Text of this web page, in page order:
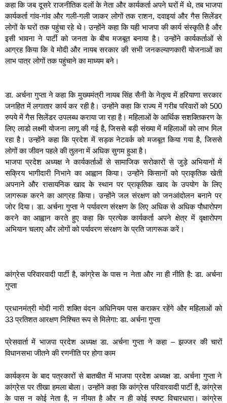
कहा कि जब दूसरे राजनीतिक दलों के नेता और कार्यकर्ता अपने घरों में थे, तब भाजपा
कार्यकर्ता गांव-गांव और गली-गली जाकर लोगों तक राशन, दवाइयां और गैस सिलेंडर
लोगों के घरों तक पहुंचा रहे थे। उन्होंने कहा कि यही भाजपा की कार्य संस्कृति है और
इसी भावना ने पार्टी को जनता के बीच मजबूत बनाया है। उन्होंने कार्यकर्ताओं से
आग्रह किया कि वे मोदी और नायब सरकार की सभी जनकल्याणकारी योजनाओं का
लाभ पात्र लोगों तक पहुंचाने का माध्यम बने।
डा. अर्चना गुप्ता ने कहा कि मुख्यमंत्री नायब सिंह सैनी के नेतृत्व में हरियाणा सरकार
जनहित में लगातार कार्य कर रही है। उन्होंने कहा कि राज्य में गरीब परिवारों को 500
रुपये में गैस सिलेंडर उपलब्ध कराया जा रहा है। महिलाओं के आर्थिक सशक्तिकरण के
लिए लाडो लक्ष्मी योजना लागू की गई है, जिससे बड़ी संख्या में महिलाओं को लाभ मिल
रहा है। उन्होंने कहा कि प्रदेश में सड़क नेटवर्क को मजबूत किया गया है, जिससे
लोगों का जीवन पहले की तुलना में अधिक सुगम हुआ है।
भाजपा प्रदेश अध्यक्ष ने कार्यकर्ताओं से सामाजिक सरोकारों से जुड़े अभियानों में
सक्रिय भागीदारी निभाने का आह्वान किया। उन्होंने किसानों को प्राकृतिक खेती
अपनाने और रासायनिक खाद के स्थान पर प्राकृतिक खाद के उपयोग के लिए
जागरूक करने का आग्रह किया। उन्होंने जल संरक्षण को जनआंदोलन बनाने पर
जोर दिया। डा. अर्चना गुप्ता ने पर्यावरण संरक्षण के लिए अधिक से अधिक पौधारोपण
करने का आह्वान करते हुए कहा कि प्रत्येक कार्यकर्ता अपने क्षेत्र में वृक्षारोपण
अभियान चलाए और लोगों को पर्यावरण संरक्षण के प्रति जागरूक करें।
कांग्रेस परिवारवादी पार्टी है, कांग्रेस के पास न नेता और ना ही नीति है: डा. अर्चना
गुप्ता
प्रधानमंत्री मोदी नारी शक्ति वंदन अधिनियम पास कराकर रहेंगे और महिलाओं को
33 प्रतिशत आरक्षण निश्चित रूप से मिलेगा: डा. अर्चना गुप्ता
प्रेसवार्ता में भाजपा प्रदेश अध्यक्ष डा. अर्चना गुप्ता ने कहा – झज्जर की चारों
विधानसभा जीतने की रणनीति पर होगा काम
कार्यक्रम के बाद पत्रकारों से बातचीत में भाजपा प्रदेश अध्यक्ष डा. अर्चना गुप्ता ने
कांग्रेस पर तीखा हमला बोला। उन्होंने कहा कि कांग्रेस परिवारवादी पार्टी है, कांग्रेस
के पास न कोई नेता है, न नीयत है और न ही कोई स्पष्ट विचारधारा। कांग्रेस